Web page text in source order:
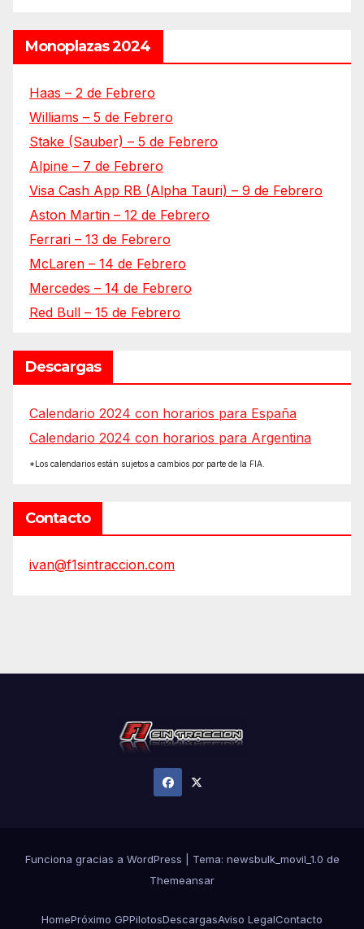
Monoplazas 2024
Haas – 2 de Febrero
Williams – 5 de Febrero
Stake (Sauber) – 5 de Febrero
Alpine – 7 de Febrero
Visa Cash App RB (Alpha Tauri) – 9 de Febrero
Aston Martin – 12 de Febrero
Ferrari – 13 de Febrero
McLaren – 14 de Febrero
Mercedes – 14 de Febrero
Red Bull – 15 de Febrero
Descargas
Calendario 2024 con horarios para España
Calendario 2024 con horarios para Argentina
*Los calendarios están sujetos a cambios por parte de la FIA.
Contacto
ivan@f1sintraccion.com
Funciona gracias a WordPress Tema: newsbulk_movil_1.0 de
Themeansar
HomePróximo GPPilotosDescargasAviso LegalContacto